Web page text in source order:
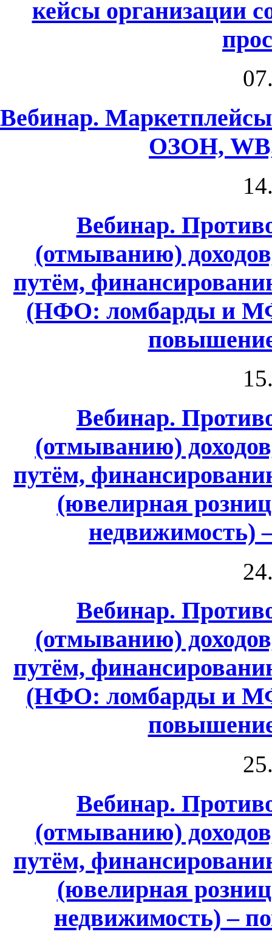
кейсы организации
Вебинар.
ОЗОН,
Вебинар.
(отмыванию)
путём,
(НФО: ломбарды и
Вебинар.
(отмыванию)
путём,
(ювелирная
недвижимость)
Вебинар.
(отмыванию)
путём,
(НФО: ломбарды и
Вебинар.
(отмыванию)
путём,
(ювелирная
недвижимость) –